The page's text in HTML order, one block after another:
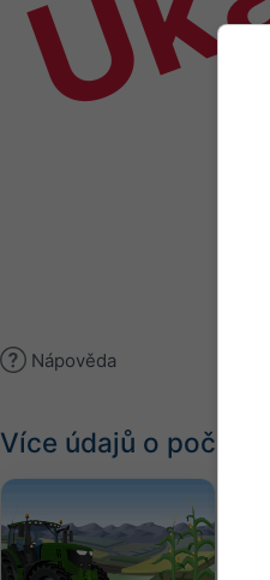
Nápověda
Více údajů o počasí